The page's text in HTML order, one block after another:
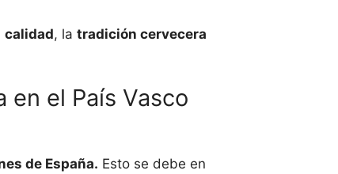
calidad, la tradición cervecera
en el País Vasco
de España. Esto se debe en